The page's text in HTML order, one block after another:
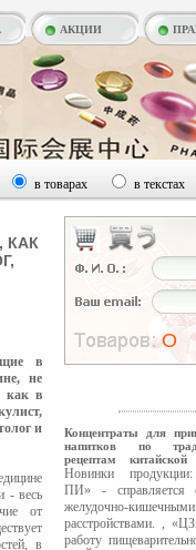
АКЦИИ
в товарах в текстах
КАК
в
не
как в
и
- весь
от
в
O
Концентраты для
напитков по
рецептам
Новинки
ПИ» - справляется
желудочно-кишечными
расстройствами. ,
работу